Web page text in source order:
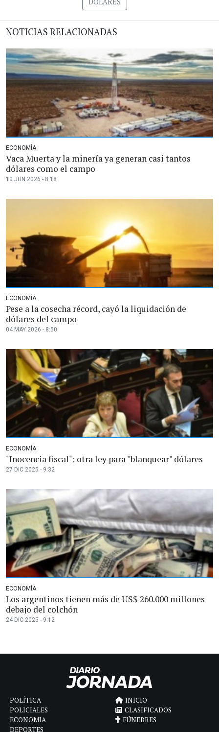
NOTICIAS RELACIONADAS
ECONOMÍA
Vaca Muerta y la minería ya generan casi tantos
dólares como el campo
10 JUN 2026 - 8:18
ECONOMÍA
Pese a la cosecha récord, cayó la liquidación de
dólares del campo
04 MAY 2026 - 8:50
ECONOMÍA
"Inocencia fiscal": otra ley para "blanquear" dólares
27 DIC 2025 - 9:32
ECONOMÍA
Los argentinos tienen más de US$ 260.000 millones
debajo del colchón
24 DIC 2025 - 9:12
POLÍTICA
POLICIALES
ECONOMIA
DEPORTES
INICIO
CLASIFICADOS
FÚNEBRES